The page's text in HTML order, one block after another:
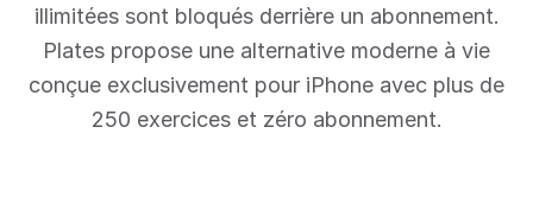
illimitées sont bloqués derrière un abonnement.
Plates propose une alternative moderne à vie
conçue exclusivement pour iPhone avec plus de
250 exercices et zéro abonnement.